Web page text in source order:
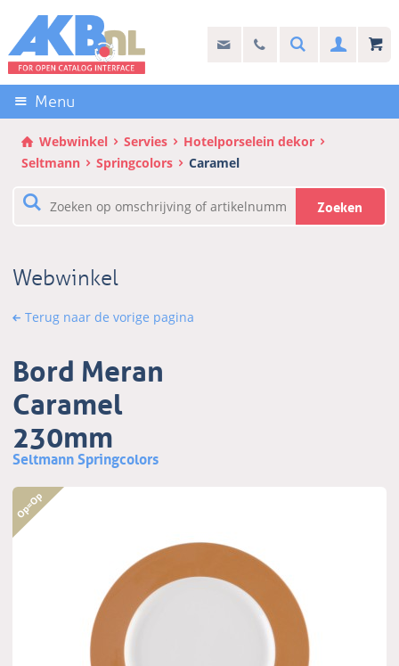
links
over
Direct
naar
de
inhoud
Direct
het
info@akb.nl
Stel uw vraag
030 69 50 814Search
Menu
Webwinkel Servies
Hotelporselein dekor
Seltmann
Springcolors Caramel
Zoeken
Webwinkel
Terug naar de vorige pagina
Bord Meran
Caramel
230mm
Seltmann Springcolors